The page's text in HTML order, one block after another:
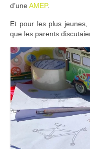
Energie
Déchets
Mobilité
ASTRONOMIE
ARCHIVES
CONTACT
d’une AMEP.
Et pour les plus
que les parents